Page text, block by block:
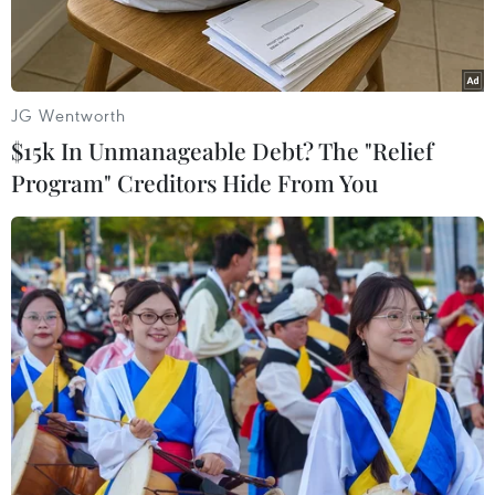
Ảnh minh họa. (Nguồn: AFP/TTXVN)
Đồng USD đã tăng lên mức cao nhất trong bốn
tháng so với đồng yen Nhật Bản nhờ lợi suất trái
phiếu chính phủ Mỹ đi lên - chỉ dấu về triển
vọng lạc quan của nền kinh tế lớn nhất thế giới
JG Wentworth
$15k In Unmanageable Debt? The "Relief
Program" Creditors Hide From You